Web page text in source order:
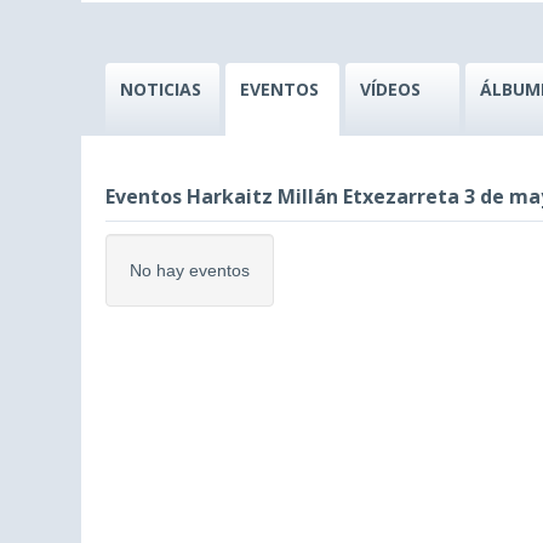
NOTICIAS EVENTOS VÍDEOS
Eventos Harkaitz Millán Etxezarreta 3 de
No hay eventos